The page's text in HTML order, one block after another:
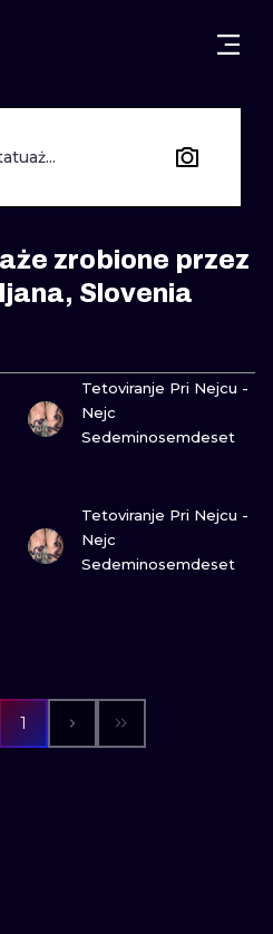
GDAŃSK
POZNAŃ
KATOWICE
ŁÓDŹ
WIEDEŃ
LONDYN
STYLE
KALIGRAFIA
NEW
TRIBAL
zrobione przez
Slovenia
ZOBACZ
Tetoviranje Pri Nejcu -
Nejc
Sedeminosemdeset
Tetoviranje Pri Nejcu -
Nejc
Sedeminosemdeset
1